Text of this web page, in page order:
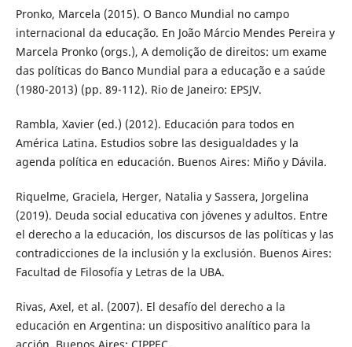
Pronko, Marcela (2015). O Banco Mundial no campo
internacional da educação. En João Márcio Mendes Pereira y
Marcela Pronko (orgs.), A demolição de direitos: um exame
das políticas do Banco Mundial para a educação e a saúde
(1980-2013) (pp. 89-112). Rio de Janeiro: EPSJV.
Rambla, Xavier (ed.) (2012). Educación para todos en
América Latina. Estudios sobre las desigualdades y la
agenda política en educación. Buenos Aires: Miño y Dávila.
Riquelme, Graciela, Herger, Natalia y Sassera, Jorgelina
(2019). Deuda social educativa con jóvenes y adultos. Entre
el derecho a la educación, los discursos de las políticas y las
contradicciones de la inclusión y la exclusión. Buenos Aires:
Facultad de Filosofía y Letras de la UBA.
Rivas, Axel, et al. (2007). El desafío del derecho a la
educación en Argentina: un dispositivo analítico para la